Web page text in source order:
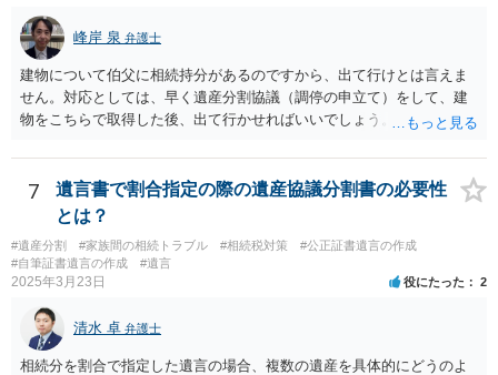
がありえますが、その予防方法は、遺言者と面談してみないと判断が
難しいです。
峰岸 泉 弁護士
建物について伯父に相続持分があるのですから、出て行けとは言えま
せん。対応としては、早く遺産分割協議（調停の申立て）をして、建
物をこちらで取得した後、出て行かせればいいでしょう。 建物の固定
っていない部分については請求すればいいと思います。 なお、家賃に
ついては、お父様自身が遺産分割手続をしなかったのですから、あき
らめるしかないと思います。
7
遺言書で割合指定の際の遺産協議分割書の必要性
とは？
#遺産分割 #家族間の相続トラブル #相続税対策
#公正証書遺言の作成
#自筆証書遺言の作成
#遺言
2025年3月23日 役にたった 2
清水 卓 弁護士
相続分を割合で指定した遺言の場合、複数の遺産を具体的にどうのよ